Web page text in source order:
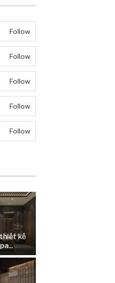
Follow
Follow
Follow
Follow
Follow
kế